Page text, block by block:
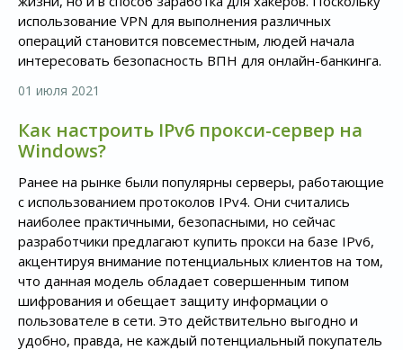
использование VPN для выполнения различных
операций становится повсеместным, людей начала
интересовать безопасность ВПН для онлайн-банкинга.
01 июля 2021
Как настроить IPv6 прокси-сервер на
Windows?
Ранее на рынке были популярны серверы, работающие
с использованием протоколов IPv4. Они считались
наиболее практичными, безопасными, но сейчас
разработчики предлагают купить прокси на базе IPv6,
акцентируя внимание потенциальных клиентов на том,
что данная модель обладает совершенным типом
шифрования и обещает защиту информации о
пользователе в сети. Это действительно выгодно и
удобно, правда, не каждый потенциальный покупатель